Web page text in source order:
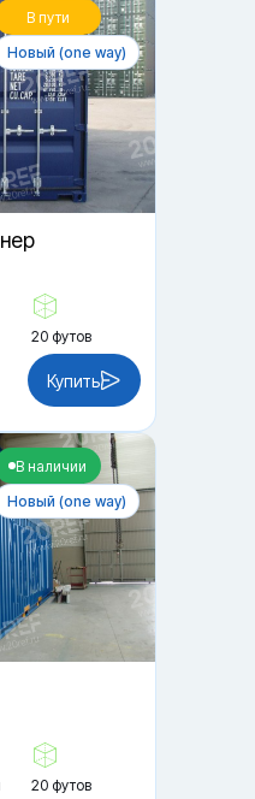
В пути
Новый (one way)
20 футов
Купить
В наличии
Новый (one way)
20 футов